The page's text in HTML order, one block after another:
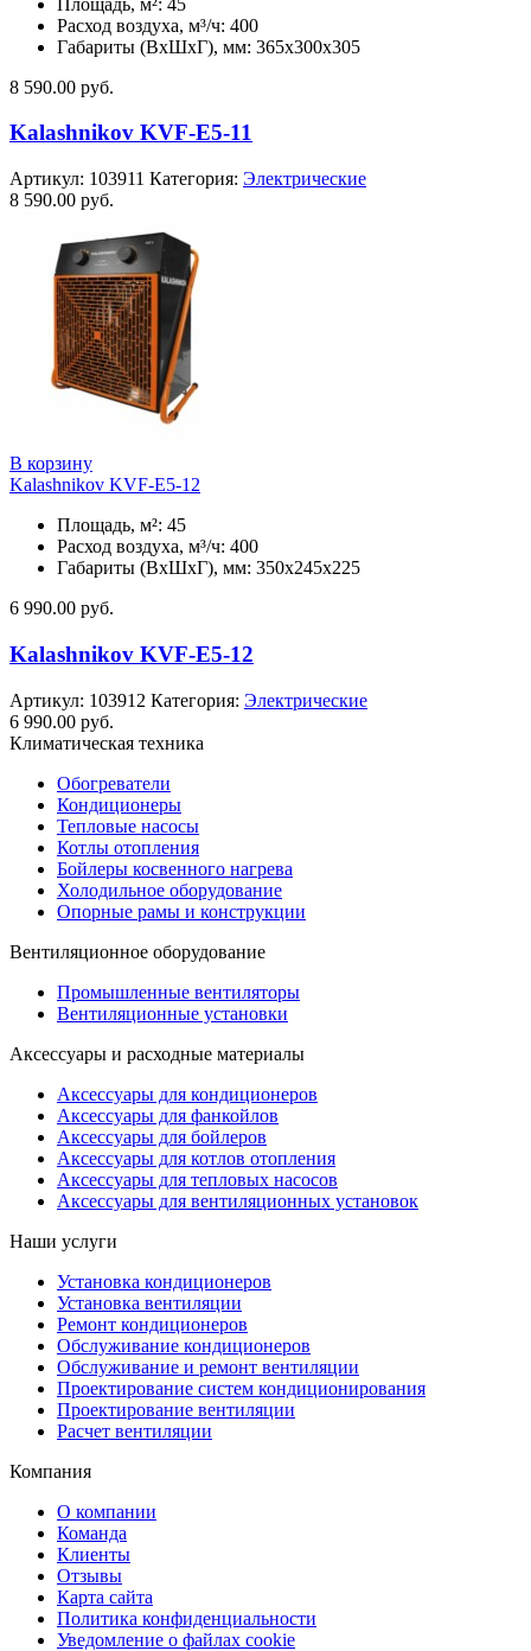
Расход воздуха, м³/ч: 400
Габариты (ВхШхГ), мм: 365x300x305
8 590.00 руб.
Kalashnikov KVF-E5-11
Артикул: 103911 Категория: Электрические
8 590.00 руб.
В корзину
Kalashnikov KVF-E5-12
Площадь, м²: 45
Расход воздуха, м³/ч: 400
Габариты (ВхШхГ), мм: 350x245x225
6 990.00 руб.
Kalashnikov KVF-E5-12
Артикул: 103912 Категория: Электрические
6 990.00 руб.
Климатическая техника
Обогреватели
Кондиционеры
Тепловые насосы
Котлы отопления
Бойлеры косвенного нагрева
Холодильное оборудование
Опорные рамы и конструкции
Вентиляционное оборудование
Промышленные вентиляторы
Вентиляционные установки
Аксессуары и расходные материалы
Аксессуары для кондиционеров
Аксессуары для фанкойлов
Аксессуары для бойлеров
Аксессуары для котлов отопления
Аксессуары для тепловых насосов
Аксессуары для вентиляционных установок
Наши услуги
Установка кондиционеров
Установка вентиляции
Ремонт кондиционеров
Обслуживание кондиционеров
Обслуживание и ремонт вентиляции
Проектирование систем кондиционирования
Проектирование вентиляции
Расчет вентиляции
Компания
О компании
Команда
Клиенты
Отзывы
Карта сайта
Политика конфиденциальности
Уведомление о файлах cookie